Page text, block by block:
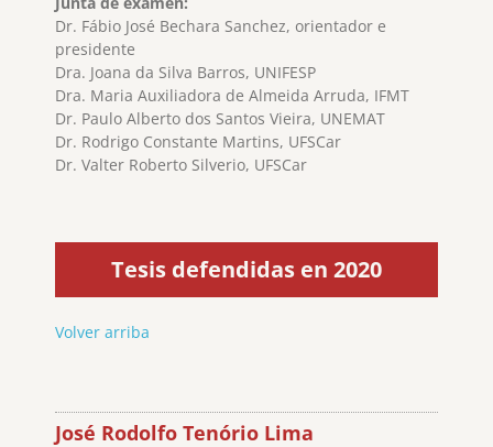
Dr. Fábio José Bechara Sanchez, orientador e
presidente
Dra. Joana da Silva Barros, UNIFESP
Dra. Maria Auxiliadora de Almeida Arruda, IFMT
Dr. Paulo Alberto dos Santos Vieira, UNEMAT
Dr. Rodrigo Constante Martins, UFSCar
Dr. Valter Roberto Silverio, UFSCar
Tesis defendidas en 2020
Volver arriba
José Rodolfo Tenório Lima